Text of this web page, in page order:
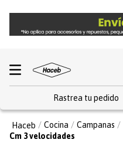
Rastrea tu pedido
Cocina Campanas
Cm 3 velocidades